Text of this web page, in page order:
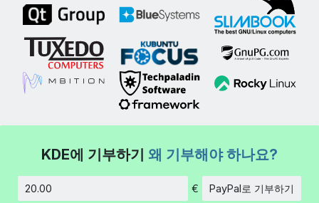
KDE에 기부하기 왜 기부해야 하나요?
€ PayPal로 기부하기